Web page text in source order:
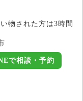
物された方は3時間
で相談・予約